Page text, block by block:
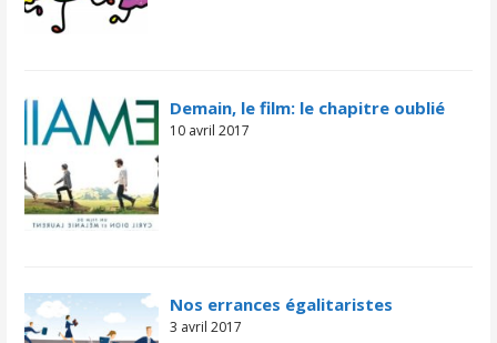
Demain, le film: le chapitre oublié
10 avril 2017
Nos errances égalitaristes
3 avril 2017